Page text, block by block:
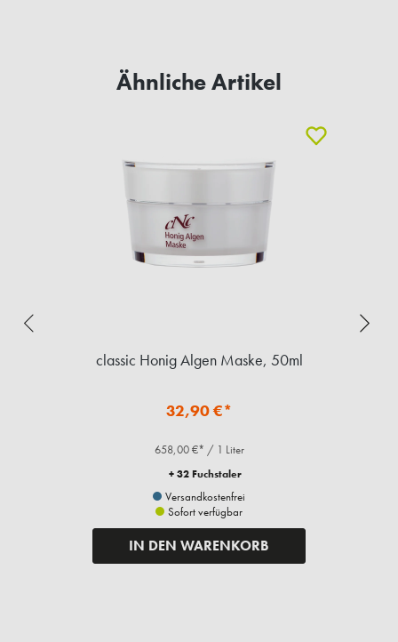
Ähnliche Artikel
classic Honig Algen Maske, 50ml
32,90 €*
658,00 €* / 1 Liter
+ 32 Fuchstaler
Versandkostenfrei
Sofort verfügbar
IN DEN WARENKORB